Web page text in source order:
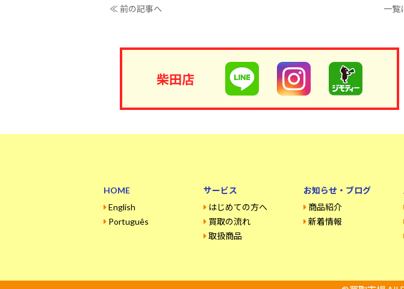
≪ 前の記事へ 一覧
柴田店
HOME
English
Português
サービス
はじめての方へ
買取の流れ
取扱商品
お知らせ・ブログ
商品紹介
新着情報